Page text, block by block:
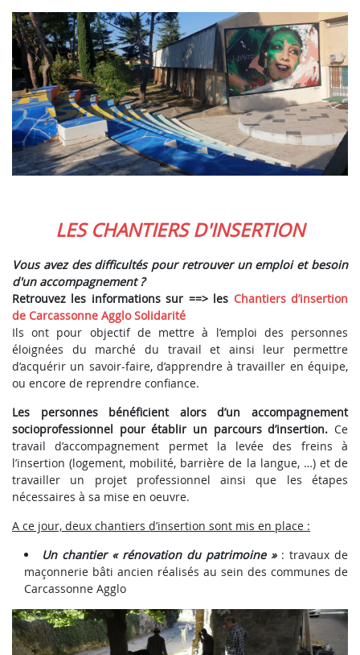
LES CHANTIERS D'INSERTION
Vous avez des difficultés pour retrouver un emploi et besoin
d'un accompagnement ?
Retrouvez les informations sur ==> les Chantiers d’insertion
de Carcassonne Agglo Solidarité
Ils ont pour objectif de mettre à l’emploi des personnes
éloignées du marché du travail et ainsi leur permettre
d’acquérir un savoir-faire, d’apprendre à travailler en équipe,
ou encore de reprendre confiance.
Les personnes bénéficient alors d’un accompagnement
socioprofessionnel pour établir un parcours d’insertion. Ce
travail d’accompagnement permet la levée des freins à
l’insertion (logement, mobilité, barrière de la langue, …) et de
travailler un projet professionnel ainsi que les étapes
nécessaires à sa mise en oeuvre.
A ce jour, deux chantiers d’insertion sont mis en place :
Un chantier « rénovation du patrimoine »: travaux de
maçonnerie bâti ancien réalisés au sein des communes de
Carcassonne Agglo